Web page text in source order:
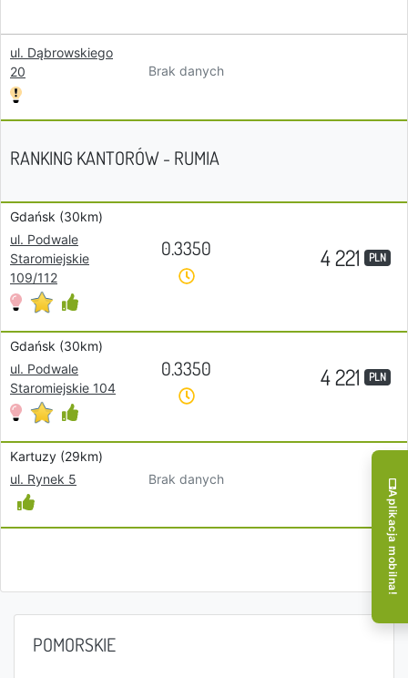
ul. Dąbrowskiego
20
Brak danych
RANKING KANTORÓW - RUMIA
Gdańsk (30km)
ul. Podwale
Staromiejskie
109/112
0.3350 4 221 PLN
Gdańsk (30km)
ul. Podwale
Staromiejskie 104
0.3350 4 221 PLN
Kartuzy (29km)
ul. Rynek 5
Brak danych
POMORSKIE
Aplikacja mobilna!